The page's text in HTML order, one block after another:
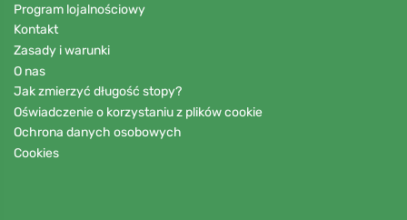
Program lojalnościowy
Kontakt
Zasady i warunki
O nas
Jak zmierzyć długość stopy?
Oświadczenie o korzystaniu z plików cookie
Ochrona danych osobowych
Cookies